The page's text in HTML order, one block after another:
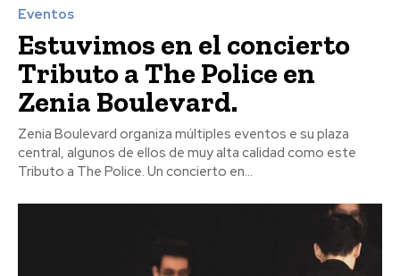
Eventos
Estuvimos en el concierto
Tributo a The Police en
Zenia Boulevard.
Zenia Boulevard organiza múltiples eventos e su plaza
central, algunos de ellos de muy alta calidad como este
Tributo a The Police. Un concierto en...